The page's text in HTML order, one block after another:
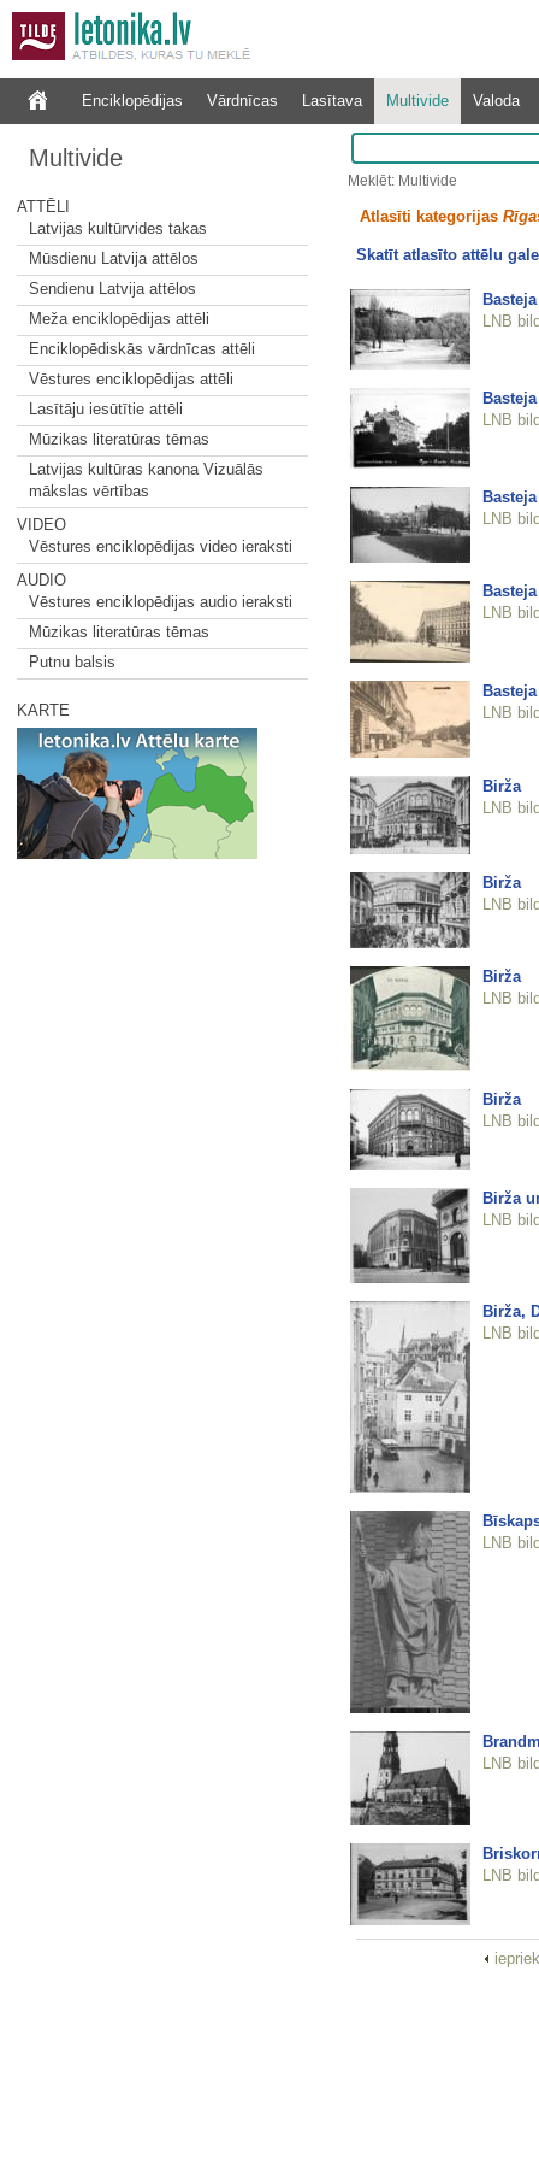
Enciklopēdijas Vārdnīcas Lasītava Multivide Valoda
Multivide
ATTĒLI
Latvijas kultūrvides takas
Mūsdienu Latvija attēlos
Sendienu Latvija attēlos
Meža enciklopēdijas attēli
Enciklopēdiskās vārdnīcas attēli
Vēstures enciklopēdijas attēli
Lasītāju iesūtītie attēli
Mūzikas literatūras tēmas
Latvijas kultūras kanona Vizuālās
mākslas vērtības
VIDEO
Vēstures enciklopēdijas video ieraksti
AUDIO
Vēstures enciklopēdijas audio ieraksti
Mūzikas literatūras tēmas
Putnu balsis
KARTE
Meklēt: Multivide
Atlasīti kategorijas
Skatīt atlasīto attēlu
LNB
LNB
LNB
LNB
LNB
Birža
LNB
Birža
LNB
Birža
LNB
Birža
LNB
Birža
LNB
Birža,
LNB
LNB
LNB
LNB